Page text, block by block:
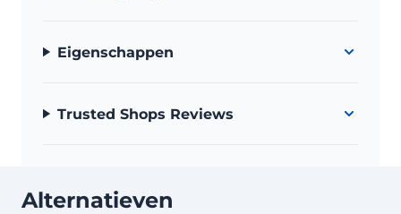
Eigenschappen
Trusted Shops Reviews
Alternatieven